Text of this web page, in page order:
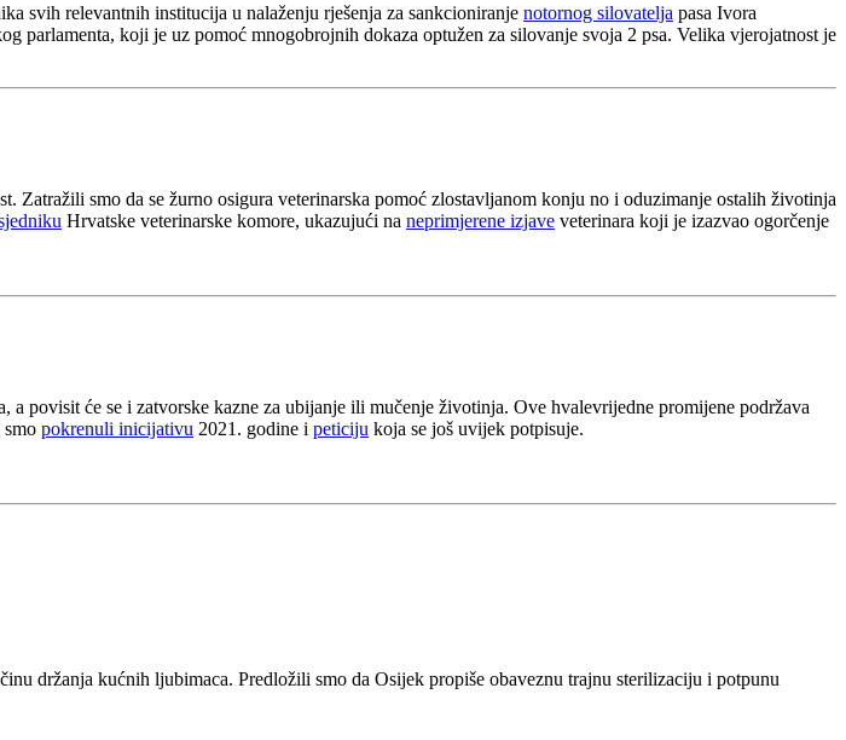
svih relevantnih institucija u nalaženju rješenja za sankcioniranje notornog silovatelja pasa Ivora
parlamenta, koji je uz pomoć mnogobrojnih dokaza optužen za silovanje svoja 2 psa. Velika vjerojatnost je
Zatražili smo da se žurno osigura veterinarska pomoć zlostavljanom konju no i oduzimanje ostalih životinja
Hrvatske veterinarske komore, ukazujući na neprimjerene izjave veterinara koji je izazvao ogorčenje
a povisit će se i zatvorske kazne za ubijanje ili mučenje životinja. Ove hvalevrijedne promijene podržava
pokrenuli inicijativu 2021. godine i peticiju koja se još uvijek potpisuje.
držanja kućnih ljubimaca. Predložili smo da Osijek propiše obaveznu trajnu sterilizaciju i potpunu